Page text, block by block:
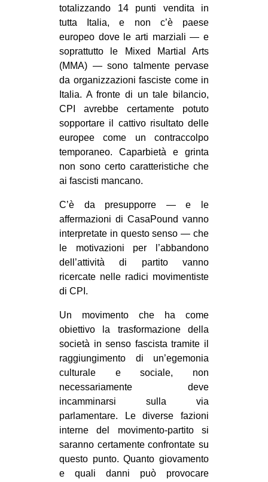
totalizzando 14 punti vendita in
tutta Italia, e non c’è paese
europeo dove le arti marziali — e
soprattutto le Mixed Martial Arts
(MMA) — sono talmente pervase
da organizzazioni fasciste come in
Italia. A fronte di un tale bilancio,
CPI avrebbe certamente potuto
sopportare il cattivo risultato delle
europee come un contraccolpo
temporaneo. Caparbietà e grinta
non sono certo caratteristiche che
ai fascisti mancano.
C’è da presupporre — e le
affermazioni di CasaPound vanno
interpretate in questo senso — che
le motivazioni per l’abbandono
dell’attività di partito vanno
ricercate nelle radici movimentiste
di CPI.
Un movimento che ha come
obiettivo la trasformazione della
società in senso fascista tramite il
raggiungimento di un’egemonia
culturale e sociale, non
necessariamente deve
incamminarsi sulla via
parlamentare. Le diverse fazioni
interne del movimento-partito si
saranno certamente confrontate su
questo punto. Quanto giovamento
e quali danni può provocare